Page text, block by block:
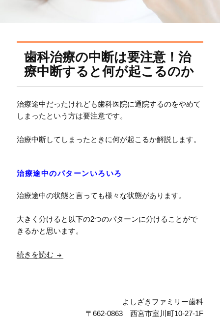
歯科治療の中断は要注意！治
療中断すると何が起こるのか
治療途中だったけれども歯科医院に通院するのをやめて
しまったという方は要注意です。
治療中断してしまったときに何が起こるか解説します。
治療途中のパターンいろいろ
治療途中の状態と言っても様々な状態があります。
大きく分けると以下の2つのパターンに分けることがで
きるかと思います。
続きを読む 歯科治療の中断は要注意！治療中断すると何が起
よしざきファミリー歯科
〒662-0863 西宮市室川町10-27-1F